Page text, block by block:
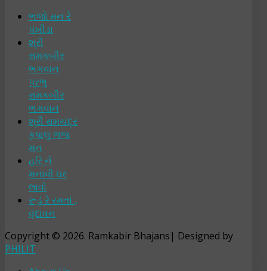
ભજો મન રે
પંખીડા
શ્રી
રામકબીર
ભગવાન
પ્રભુ
રામકબીર
ભગવાન
શ્રી રામચંદ્ર
કૃપાલુ ભજ
મન
હરિ ને
મનાવી ઘર
લાવો
રૂડું રે રમતાં ,
વૃંદાવન
Copyright © 2026. Ramkabir Bhajans| Designed by
PHILIT